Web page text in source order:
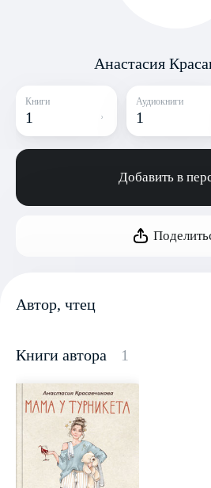
Анастасия
Книги
1
Аудиокниги
1
Добавить в
Автор, чтец
Книги автора 1